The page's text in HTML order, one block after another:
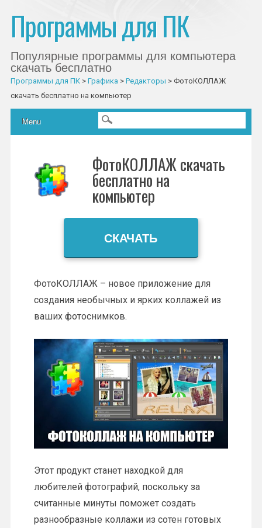
Программы для ПК
Популярные программы для компьютера
скачать бесплатно
Программы для ПК> Графика > Редакторы > ФотоКОЛЛАЖ
скачать бесплатно на компьютер
Главное меню
Skip to content
Menu
ФотоКОЛЛАЖ скачать
бесплатно на
компьютер
СКАЧАТЬ
ФотоКОЛЛАЖ – новое приложение для
создания необычных и ярких коллажей из
ваших фотоснимков.
Этот продукт станет находкой для
любителей фотографий, поскольку за
считанные минуты поможет создать
разнообразные коллажи из сотен готовых